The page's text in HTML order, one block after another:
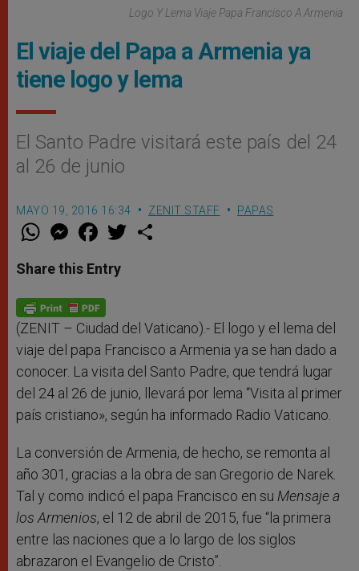
Logo Y Lema Viaje Papa Francisco A Armenia
El viaje del Papa a Armenia ya
tiene logo y lema
El Santo Padre visitará este país del 24
al 26 de junio
MAYO 19, 2016 16:34 ZENIT STAFF PAPAS
W
t
s
p
p
M
e
s
e
g
e
F
a
e
b
o
k
w
Share this Entry
(ZENIT – Ciudad del Vaticano).- El logo y el lema del
viaje del papa Francisco a Armenia ya se han dado a
conocer. La visita del Santo Padre, que tendrá lugar
del 24 al 26 de junio, llevará por lema “Visita al primer
país cristiano», según ha informado Radio Vaticano.
La conversión de Armenia, de hecho, se remonta al
año 301, gracias a la obra de san Gregorio de Narek.
Tal y como indicó el papa Francisco en su Mensaje a
los Armenios, el 12 de abril de 2015, fue “la primera
entre las naciones que a lo largo de los siglos
abrazaron el Evangelio de Cristo”.